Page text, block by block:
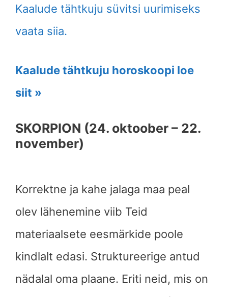
Kaalude tähtkuju süvitsi uurimiseks
vaata siia.
Kaalude tähtkuju horoskoopi loe
siit »
SKORPION (24. oktoober – 22.
november)
Korrektne ja kahe jalaga maa peal
olev lähenemine viib Teid
materiaalsete eesmärkide poole
kindlalt edasi. Struktureerige antud
nädalal oma plaane. Eriti neid, mis on